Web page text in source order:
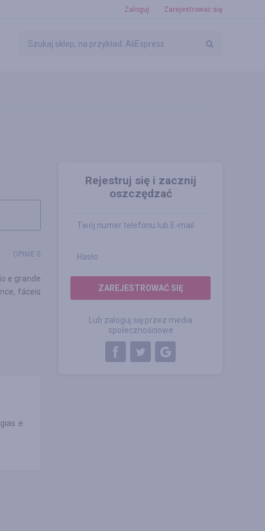
Zaloguj Zarejestrować się
Rejestruj się i zacznij
oszczędzać
ZAREJESTROWAĆ SIĘ
Lub zaloguj się przez media
społecznościowe
OPINIE 0
e grande
fáceis
e